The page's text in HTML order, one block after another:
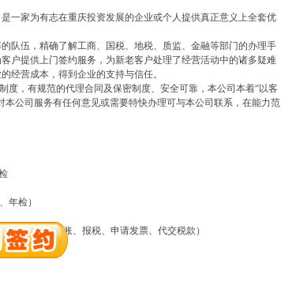
一家为有志在重庆投资发展的企业或个人提供真正意义上全套优
队伍，精确了解工商、国税、地税、质监、金融等部门的办理手
户提供上门签约服务，为新老客户处理了经营活动中的诸多疑难
经营成本，得到企业的支持与信任。
度，有规范的代理合同及保密制度、安全可靠，本公司本着“以客
本公司服务有任何意见或需要特快办理可与本公司联系，在能力范
年检）
门取票、做账、报税、申请发票、代交税款）